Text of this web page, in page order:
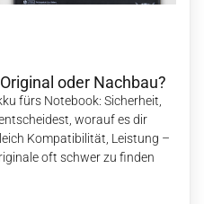
oder Nachbau?
fürs Notebook: Sicherheit,
worauf es dir
Kompatibilität, Leistung –
oft schwer zu finden